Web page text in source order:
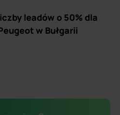
leadów o 50% dla
w Bułgarii